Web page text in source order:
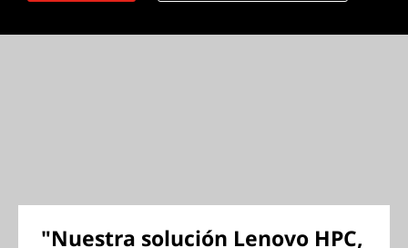
"Nuestra solución Lenovo HPC,